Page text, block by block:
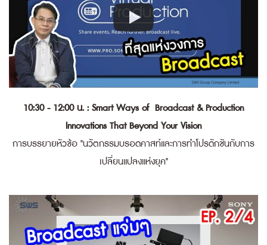
10:30 - 12:00 น. : Smart Ways of Broadcast & Production
Innovations That Beyond Your Vision
การบรรยายหัวข้อ "นวัตกรรมบรอดคาสท์และการทำโปรดักชันกับการ
เปลี่ยนแปลงแห่งยุค"